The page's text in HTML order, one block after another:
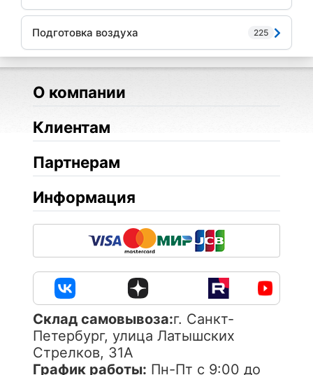
Подготовка воздуха 225
О компании
Клиентам
Партнерам
Информация
Cклад самовывоза:г. Санкт-
Петербург, улица Латышских
Стрелков, 31А
График работы: Пн-Пт с 9:00 до